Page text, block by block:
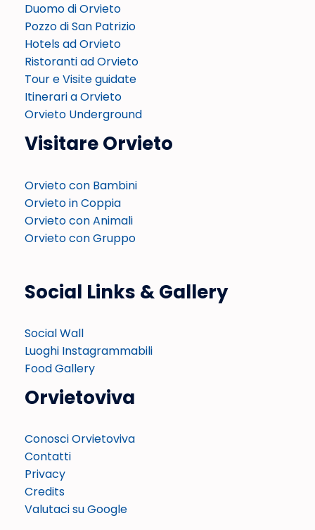
Duomo di Orvieto
Pozzo di San Patrizio
Hotels ad Orvieto
Ristoranti ad Orvieto
Tour e Visite guidate
Itinerari a Orvieto
Orvieto Underground
Visitare Orvieto
Orvieto con Bambini
Orvieto in Coppia
Orvieto con Animali
Orvieto con Gruppo
Social Links & Gallery
Social Wall
Luoghi Instagrammabili
Food Gallery
Orvietoviva
Conosci Orvietoviva
Contatti
Privacy
Credits
Valutaci su Google